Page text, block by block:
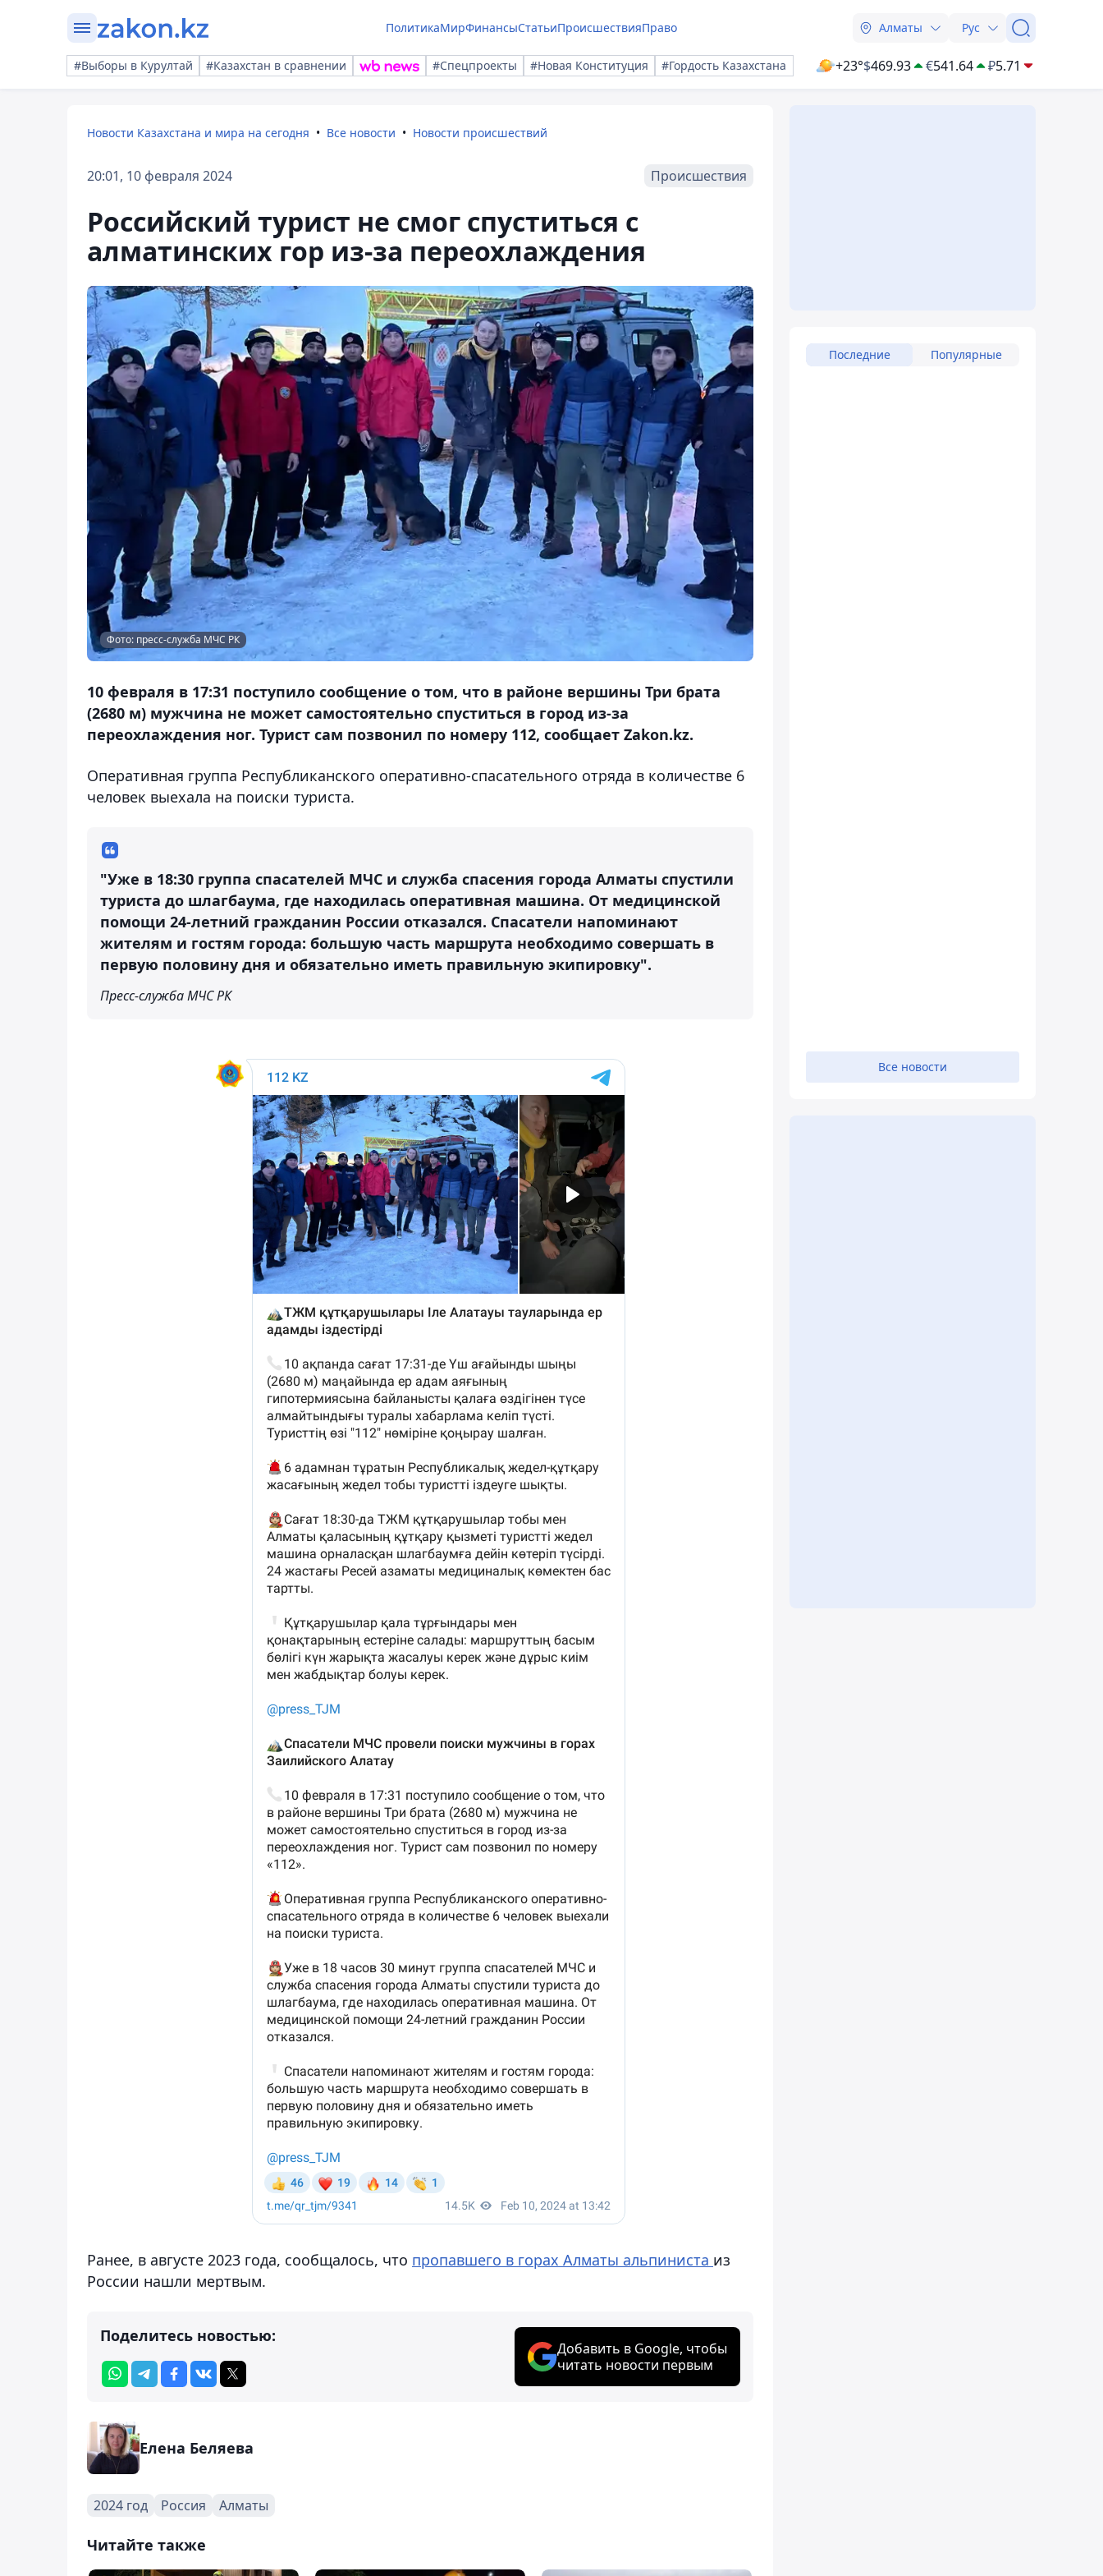
ПолитикаМирФинансыСтатьиПроисшествияПраво Алматы Рус
#Выборы в Курултай #Казахстан в сравнении #Спецпроекты #Новая Конституция #Гордость Казахстана +23°$469.93 €541.64 ₽5.71
Новости Казахстана и мира на сегодня Все новости Новости происшествий
20:01, 10 февраля 2024 Происшествия
Российский турист не смог спуститься с
алматинских гор из-за переохлаждения
Фото: пресс-служба МЧС РК
10 февраля в 17:31 поступило сообщение о том, что в районе вершины Три брата
(2680 м) мужчина не может самостоятельно спуститься в город из-за
переохлаждения ног. Турист сам позвонил по номеру 112, сообщает Zakon.kz.
Оперативная группа Республиканского оперативно-спасательного отряда в количестве 6
человек выехала на поиски туриста.
"Уже в 18:30 группа спасателей МЧС и служба спасения города Алматы спустили
туриста до шлагбаума, где находилась оперативная машина. От медицинской
помощи 24-летний гражданин России отказался. Спасатели напоминают
жителям и гостям города: большую часть маршрута необходимо совершать в
первую половину дня и обязательно иметь правильную экипировку".
Пресс-служба МЧС РК
Ранее, в августе 2023 года, сообщалось, что пропавшего в горах Алматы альпиниста из
России нашли мертвым.
Поделитесь новостью:
Добавить в Google, чтобы
читать новости первым
Елена Беляева
2024 год Россия Алматы
Читайте также
Последние Популярные
Все новости